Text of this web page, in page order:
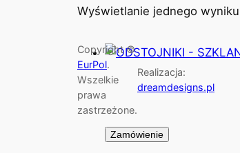
Wyświetlanie jednego wyniku
Zamówienie
Copyright ©
EurPol.
Wszelkie
prawa
zastrzeżone.
Realizacja:
dreamdesigns.pl